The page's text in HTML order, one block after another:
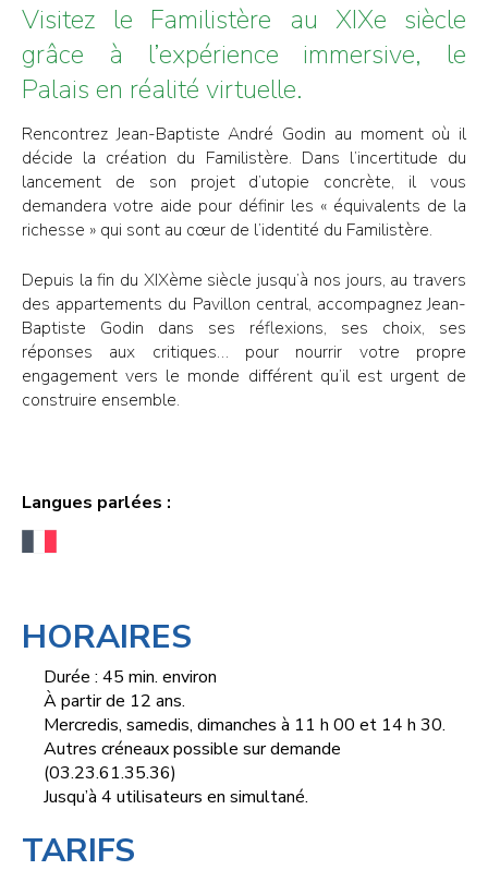
Visitez le Familistère au XIXe siècle
grâce à l’expérience immersive, le
Palais en réalité virtuelle.
Rencontrez Jean-Baptiste André Godin au moment où il
décide la création du Familistère. Dans l’incertitude du
lancement de son projet d’utopie concrète, il vous
demandera votre aide pour définir les « équivalents de la
richesse » qui sont au cœur de l’identité du Familistère.
Depuis la fin du XIXème siècle jusqu’à nos jours, au travers
des appartements du Pavillon central, accompagnez Jean-
Baptiste Godin dans ses réflexions, ses choix, ses
réponses aux critiques… pour nourrir votre propre
engagement vers le monde différent qu’il est urgent de
construire ensemble.
Langues parlées :
HORAIRES
Durée : 45 min. environ
À partir de 12 ans.
Mercredis, samedis, dimanches à 11 h 00 et 14 h 30.
Autres créneaux possible sur demande
(03.23.61.35.36)
Jusqu’à 4 utilisateurs en simultané.
TARIFS